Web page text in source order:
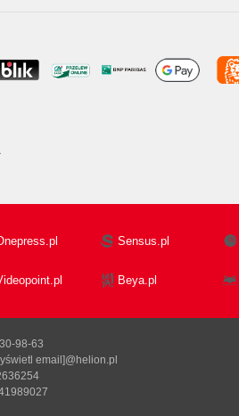
Sensus.pl
Beya.pl
98-63
email]@helion.pl